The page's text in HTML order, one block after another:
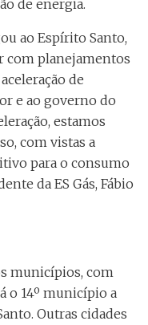
de energia.
ao Espírito Santo,
com planejamentos
de
e ao governo do
estamos
com vistas a
para o consumo
da ES Gás, Fábio
municípios, com
o 14º município a
Outras cidades